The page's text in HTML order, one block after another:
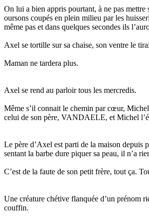
On lui a bien appris pourtant, à ne pas mettre
oursons coupés en plein milieu par les
même pas et dans quelques secondes ils
Axel se tortille sur sa chaise, son ventre le
Maman ne tardera plus.
Axel se rend au parloir tous les mercredis.
Même s’il connait le chemin par cœur,
celui de son père, VANDAELE, et Michel
Le père d’Axel est parti de la maison depuis
sentant la barbe dure piquer sa peau, il n’a
C’est de la faute de son petit frère, tout ça.
Une créature chétive flanquée d’un prénom
couffin.